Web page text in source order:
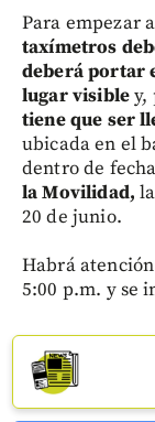
Para empezar
taxímetros
deberá portar
lugar visibley,
tiene que ser
ubicada en el
dentro de
la Movilidad,
20 de junio.
Habrá
5:00 p.m. y se